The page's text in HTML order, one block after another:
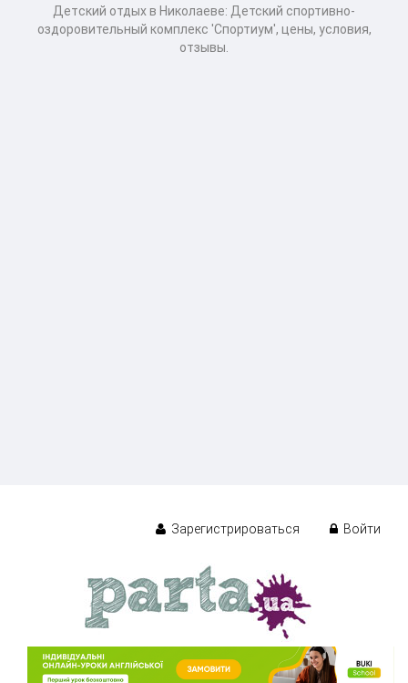
Детcкий отдых в Николаеве: Детский спортивно-
оздоровительный комплекс 'Спортиум', цены, условия,
отзывы.
Зарегистрироваться Войти